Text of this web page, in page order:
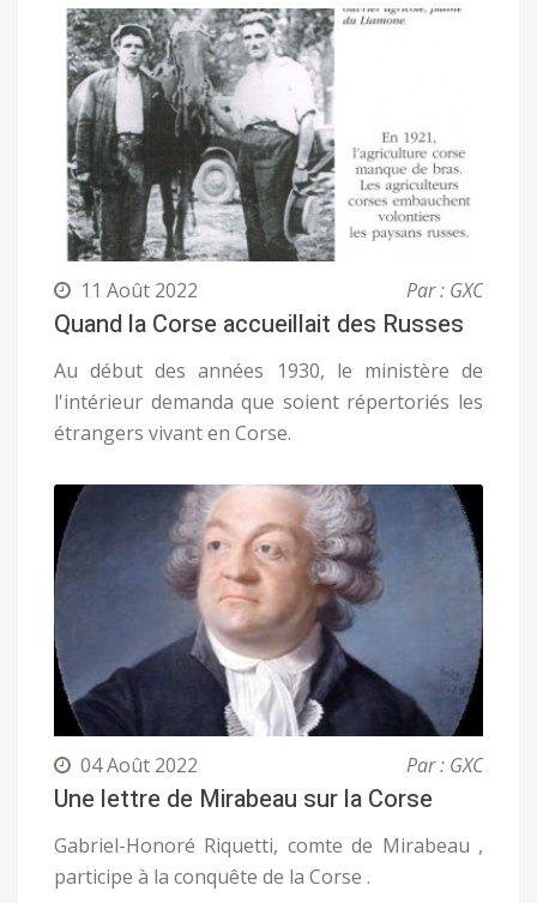
11 Août 2022 Par : GXC
Quand la Corse accueillait des Russes
Au début des années 1930, le ministère de
l'intérieur demanda que soient répertoriés les
étrangers vivant en Corse.
04 Août 2022 Par : GXC
Une lettre de Mirabeau sur la Corse
Gabriel-Honoré Riquetti, comte de Mirabeau ,
participe à la conquête de la Corse .